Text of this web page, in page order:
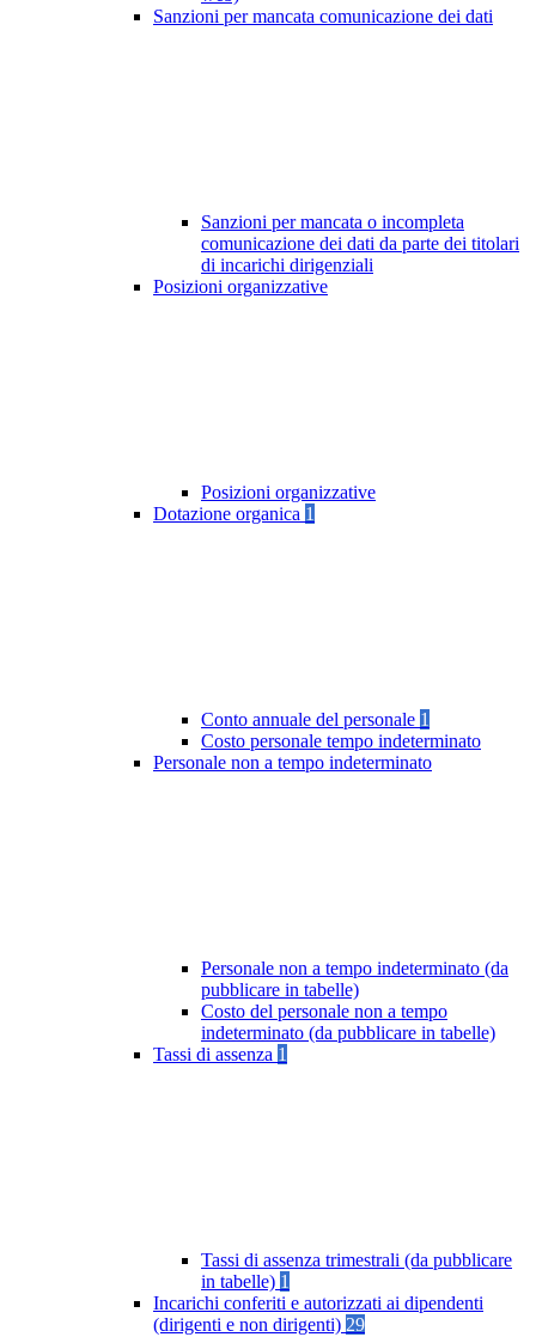
Sanzioni per mancata comunicazione dei dati
Sanzioni per mancata o incompleta
comunicazione dei dati da parte dei titolari
di incarichi dirigenziali
Posizioni organizzative
Posizioni organizzative
Dotazione organica 1
Conto annuale del personale 1
Costo personale tempo indeterminato
Personale non a tempo indeterminato
Personale non a tempo indeterminato (da
pubblicare in tabelle)
Costo del personale non a tempo
indeterminato (da pubblicare in tabelle)
Tassi di assenza 1
Tassi di assenza trimestrali (da pubblicare
in tabelle) 1
Incarichi conferiti e autorizzati ai dipendenti
(dirigenti e non dirigenti) 29